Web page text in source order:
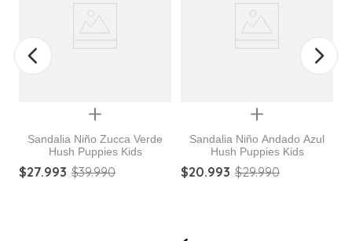
Quickview
Sandalia Niño Zucca Verde
Hush Puppies Kids
$27.993 $39.990
Quickview
Sandalia Niño Andado Azul
Hush Puppies Kids
$20.993 $29.990